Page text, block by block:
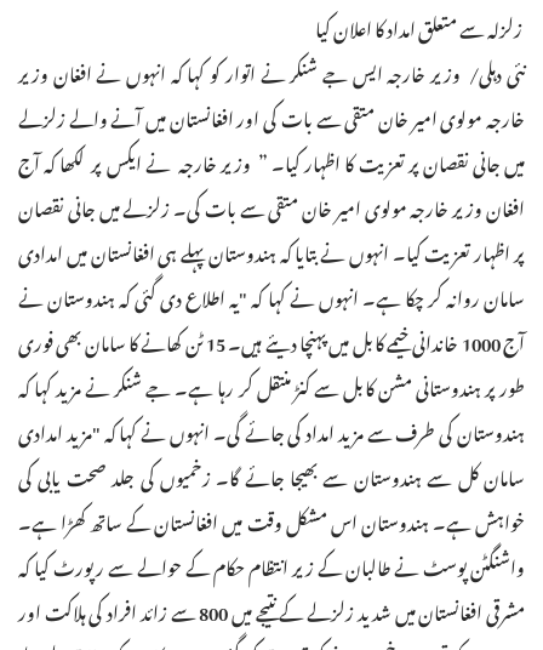
زلزلہ سے متعلق امداد کا اعلان کیا
نئی دہلی/ وزیر خارجہ ایس جے شنکر نے اتوار کو کہا کہ انہوں نے افغان وزیر
خارجہ مولوی امیر خان متقی سے بات کی اور افغانستان میں آنے والے زلزلے
میں جانی نقصان پر تعزیت کا اظہار کیا۔ ” وزیر خارجہ نے ایکس پر لکھا کہ آج
افغان وزیر خارجہ مولوی امیر خان متقی سے بات کی۔ زلزلے میں جانی نقصان
پر اظہار تعزیت کیا۔ انہوں نے بتایا کہ ہندوستان پہلے ہی افغانستان میں امدادی
سامان روانہ کر چکا ہے۔ انہوں نے کہا کہ "یہ اطلاع دی گئی کہ ہندوستان نے
آج 1000 خاندانی خیمے کابل میں پہنچا دیئے ہیں۔ 15 ٹن کھانے کا سامان بھی فوری
طور پر ہندوستانی مشن کابل سے کنڑ منتقل کر رہا ہے۔ جے شنکر نے مزید کہا کہ
ہندوستان کی طرف سے مزید امداد کی جائے گی۔ انہوں نے کہا کہ "مزید امدادی
سامان کل سے ہندوستان سے بھیجا جائے گا۔ زخمیوں کی جلد صحت یابی کی
خواہش ہے۔ ہندوستان اس مشکل وقت میں افغانستان کے ساتھ کھڑا ہے۔
واشنگٹن پوسٹ نے طالبان کے زیر انتظام حکام کے حوالے سے رپورٹ کیا کہ
مشرقی افغانستان میں شدید زلزلے کے نتیجے میں 800 سے زائد افراد کی ہلاکت اور